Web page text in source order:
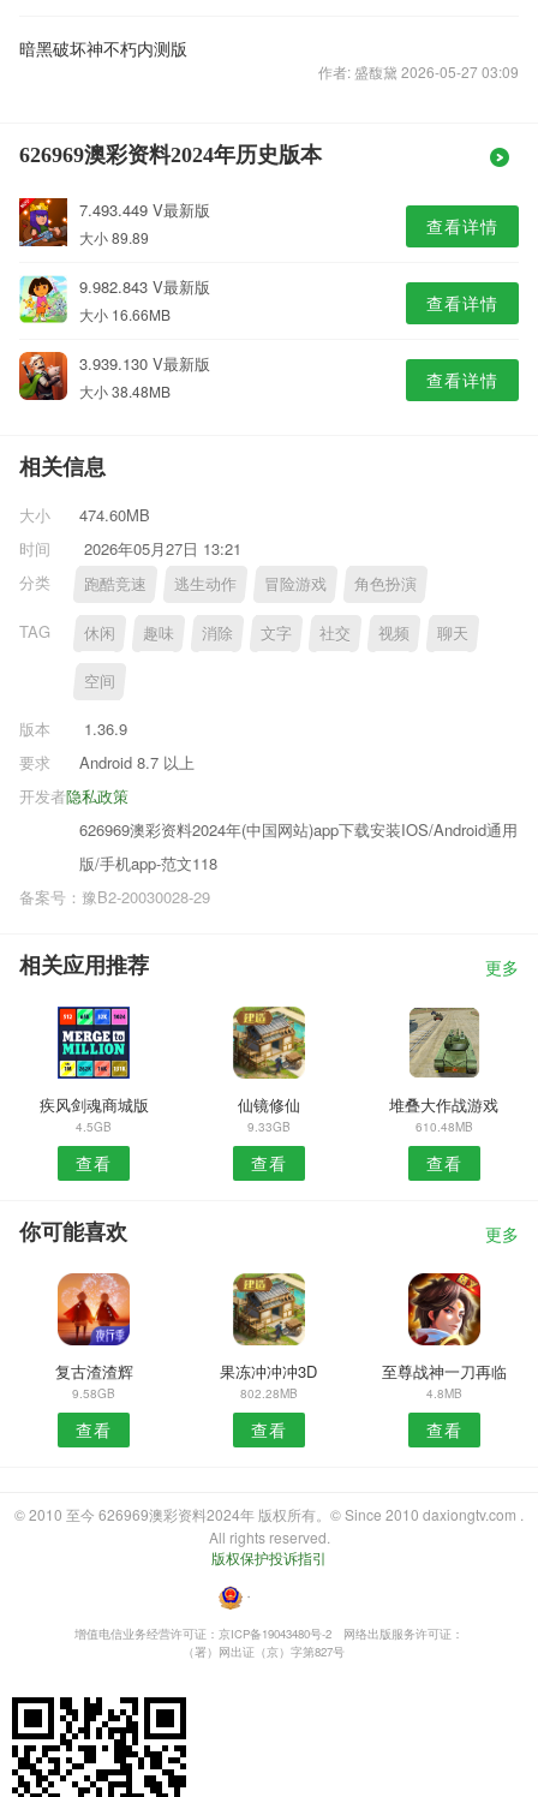
暗黑破坏神不朽内测版
作者: 盛馥黛 2026-05-27 03:09
626969澳彩资料2024年历史版本
7.493.449 V最新版
大小 89.89 查看详情
9.982.843 V最新版
大小 16.66MB 查看详情
3.939.130 V最新版
大小 38.48MB 查看详情
相关信息
大小
474.60MB
时间
2026年05月27日 13:21
分类
跑酷竞速 逃生动作 冒险游戏 角色扮演
TAG 休闲 趣味 消除 文字 社交 视频 聊天
空间
版本
1.36.9
要求
Android 8.7 以上
隐私政策
开发者
626969澳彩资料2024年(中国网站)app下载安装IOS/Android通用
版/手机app-范文118
备案号：豫B2-20030028-29
相关应用推荐 更多
疾风剑魂商城版
4.5GB
查看
仙镜修仙
9.33GB
查看
堆叠大作战游戏
610.48MB
查看
你可能喜欢 更多
复古渣渣辉
9.58GB
查看
果冻冲冲冲3D
802.28MB
查看
至尊战神一刀再临
4.8MB
查看
© 2010 至今 626969澳彩资料2024年 版权所有。© Since 2010 daxiongtv.com .
All rights reserved.
版权保护投诉指引
・
增值电信业务经营许可证：京ICP备19043480号-2
网络出版服务许可证：
（署）网出证（京）字第827号